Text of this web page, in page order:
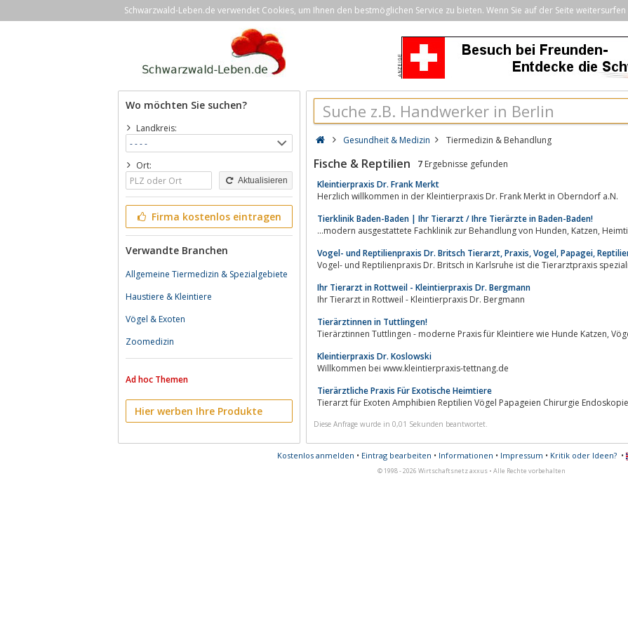
Schwarzwald-Leben.de verwendet Cookies, um Ihnen den bestmöglichen Service zu bieten. Wenn Sie auf der Seite
Wo möchten Sie suchen?
Landkreis:
Ort:
Aktualisieren
Firma kostenlos eintragen
Verwandte Branchen
Allgemeine Tiermedizin & Spezialgebiete
Haustiere & Kleintiere
Vögel & Exoten
Zoomedizin
Ad hoc Themen
Hier werben Ihre Produkte
Gesundheit & Medizin Tiermedizin & Behandlung
Fische & Reptilien 7 Ergebnisse gefunden
Kleintierpraxis Dr. Frank Merkt
Herzlich willkommen in der Kleintierpraxis Dr. Frank Merkt in Oberndorf a.N.
Tierklinik Baden-Baden | Ihr Tierarzt / Ihre Tierärzte in Baden-Baden!
Vogel- und Reptilienpraxis Dr. Britsch Tierarzt, Praxis, Vogel, Papagei,
Vogel- und Reptilienpraxis Dr. Britsch in Karlsruhe ist die Tierarztpraxis
Ihr Tierarzt in Rottweil - Kleintierpraxis Dr. Bergmann
Ihr Tierarzt in Rottweil - Kleintierpraxis Dr. Bergmann
Tierärztinnen in Tuttlingen!
Kleintierpraxis Dr. Koslowski
Willkommen bei www.kleintierpraxis-tettnang.de
Tierärztliche Praxis Für Exotische Heimtiere
Tierarzt für Exoten Amphibien Reptilien Vögel Papageien Chirurgie
Diese Anfrage wurde in 0,01 Sekunden beantwortet.
Kostenlos anmelden • Eintrag bearbeiten • Informationen • Impressum • Kritik oder Ideen?•
© 1998 - 2026 Wirtschaftsnetz axxus • Alle Rechte vorbehalten